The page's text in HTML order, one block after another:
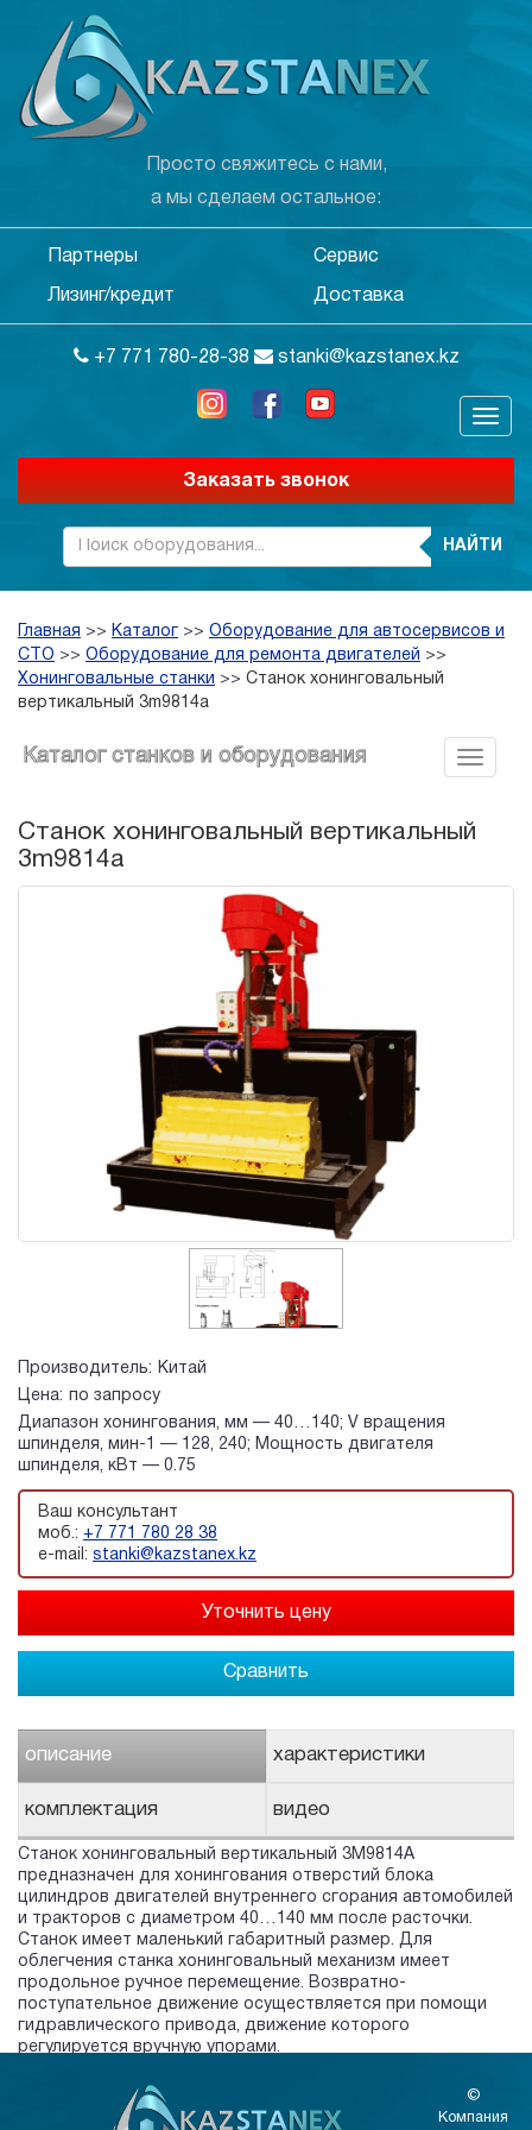
Просто свяжитесь с нами,
а мы сделаем остальное:
Партнеры Сервис
Лизинг/кредит Доставка
+7 771 780-28-38 stanki@kazstanex.kz
Заказать звонок
НАЙТИ
Главная >> Каталог >> Оборудование для автосервисов и
СТО >> Оборудование для ремонта двигателей >>
Хонинговальные станки >> Станок хонинговальный
вертикальный 3m9814a
Каталог станков и оборудования
Станок хонинговальный вертикальный
3m9814a
Производитель:
Китай
Цена:
по запросу
Диапазон хонингования, мм — 40…140; V вращения
шпинделя, мин-1 — 128, 240; Мощность двигателя
шпинделя, кВт — 0.75
Ваш консультант
моб.: +7 771 780 28 38
e-mail: stanki@kazstanex.kz
Сравнить
описание характеристики
комплектация видео
Станок хонинговальный вертикальный 3M9814A
предназначен для хонингования отверстий блока
цилиндров двигателей внутреннего сгорания автомобилей
и тракторов с диаметром 40…140 мм после расточки.
Станок имеет маленький габаритный размер. Для
облегчения станка хонинговальный механизм имеет
продольное ручное перемещение. Возвратно-
поступательное движение осуществляется при помощи
гидравлического привода, движение которого
регулируется вручную упорами.
©
Компания